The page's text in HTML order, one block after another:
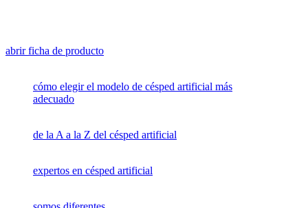
abrir ficha de producto
cómo elegir el modelo de césped artificial más
adecuado
de la A a la Z del césped artificial
expertos en césped artificial